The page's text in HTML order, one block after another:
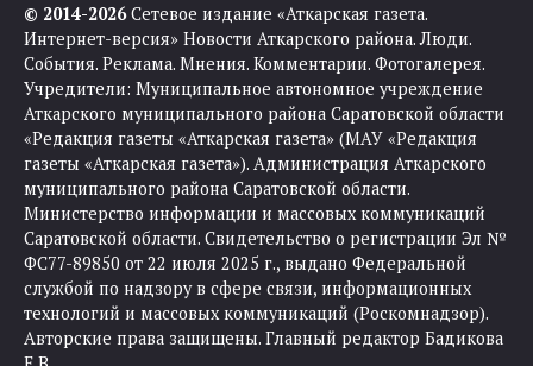
© 2014-2026Сетевое издание «Аткарская газета.
Интернет-версия» Новости Аткарского района. Люди.
События. Реклама. Мнения. Комментарии. Фотогалерея.
Учредители: Муниципальное автономное учреждение
Аткарского муниципального района Саратовской области
«Редакция газеты «Аткарская газета» (МАУ «Редакция
газеты «Аткарская газета»). Администрация Аткарского
муниципального района Саратовской области.
Министерство информации и массовых коммуникаций
Саратовской области. Свидетельство о регистрации Эл №
ФС77-89850 от 22 июля 2025 г., выдано Федеральной
службой по надзору в сфере связи, информационных
технологий и массовых коммуникаций (Роскомнадзор).
Авторские права защищены. Главный редактор Бадикова